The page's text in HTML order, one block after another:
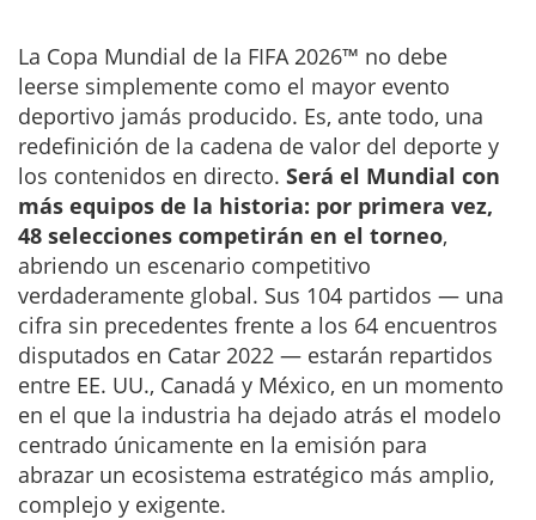
La Copa Mundial de la FIFA 2026™ no debe
leerse simplemente como el mayor evento
deportivo jamás producido. Es, ante todo, una
redefinición de la cadena de valor del deporte y
los contenidos en directo. Será el Mundial con
más equipos de la historia: por primera vez,
48 selecciones competirán en el torneo,
abriendo un escenario competitivo
verdaderamente global. Sus 104 partidos — una
cifra sin precedentes frente a los 64 encuentros
disputados en Catar 2022 — estarán repartidos
entre EE. UU., Canadá y México, en un momento
en el que la industria ha dejado atrás el modelo
centrado únicamente en la emisión para
abrazar un ecosistema estratégico más amplio,
complejo y exigente.